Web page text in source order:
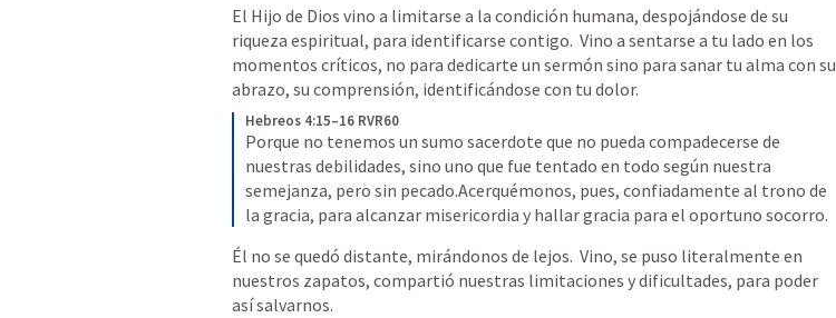
El Hijo de Dios vino a limitarse a la condición humana, despojándose de su
riqueza espiritual, para identificarse contigo.  Vino a sentarse a tu lado en los
momentos críticos, no para dedicarte un sermón sino para sanar tu alma con su
abrazo, su comprensión, identificándose con tu dolor.
Hebreos 4:15–16 RVR60
Porque no tenemos un sumo sacerdote que no pueda compadecerse de
nuestras debilidades, sino uno que fue tentado en todo según nuestra
semejanza, pero sin pecado.Acerquémonos, pues, confiadamente al trono de
la gracia, para alcanzar misericordia y hallar gracia para el oportuno socorro.
Él no se quedó distante, mirándonos de lejos.  Vino, se puso literalmente en
nuestros zapatos, compartió nuestras limitaciones y dificultades, para poder
así salvarnos.